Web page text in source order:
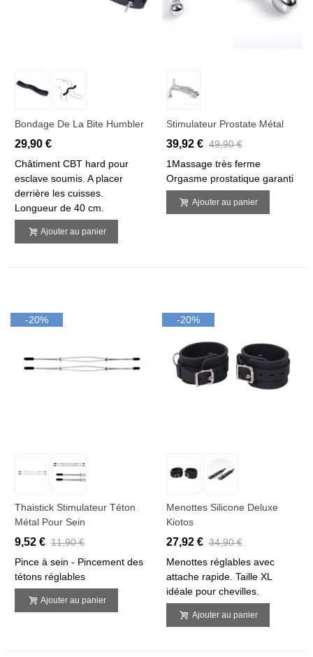
Bondage De La Bite Humbler
29,90 €
Châtiment CBT hard pour
esclave soumis. A placer
derrière les cuisses.
Longueur de 40 cm.
Ajouter au panier
Stimulateur Prostate Métal
39,92 € 49,90 €
1Massage très ferme
Orgasme prostatique garanti
Ajouter au panier
-20%
Thaistick Stimulateur Téton
Métal Pour Sein
9,52 € 11,90 €
Pince à sein - Pincement des
tétons réglables
Ajouter au panier
-20%
Menottes Silicone Deluxe
Kiotos
27,92 € 34,90 €
Menottes réglables avec
attache rapide. Taille XL
idéale pour chevilles.
Ajouter au panier